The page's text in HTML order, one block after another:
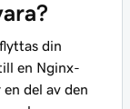
din
en Nginx-
del av den